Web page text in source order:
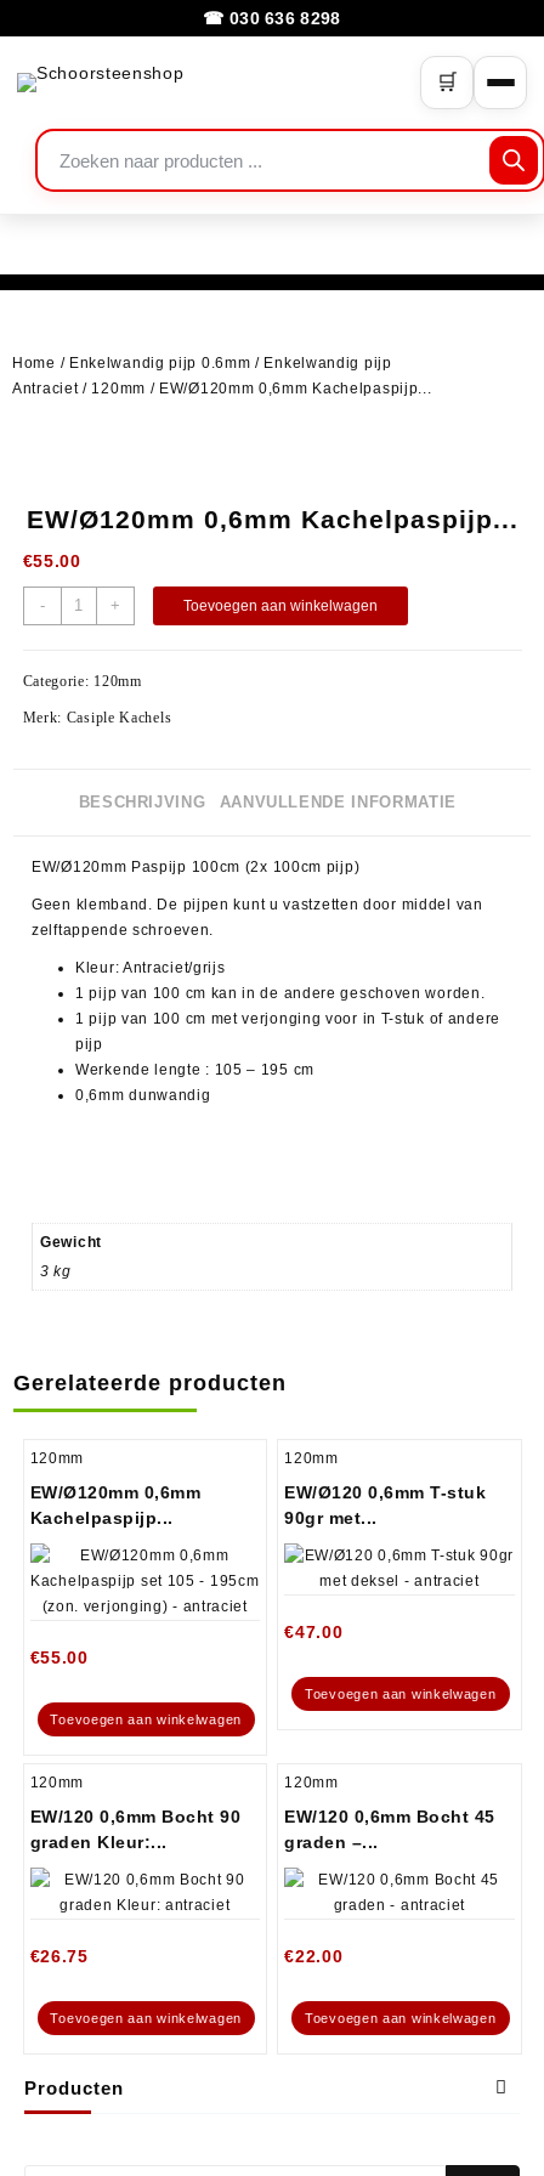
☎ 030 636 8298
🛒
Producten
Home / Enkelwandig pijp 0.6mm / Enkelwandig pijp
Antraciet/ 120mm / EW/Ø120mm 0,6mm Kachelpaspijp...
EW/Ø120mm 0,6mm Kachelpaspijp...
€55.00
- + Toevoegen aan winkelwagen
Categorie: 120mm
Merk: Casiple Kachels
BESCHRIJVING AANVULLENDE INFORMATIE
EW/Ø120mm Paspijp 100cm (2x 100cm pijp)
Geen klemband. De pijpen kunt u vastzetten door middel van
zelftappende schroeven.
Kleur: Antraciet/grijs
1 pijp van 100 cm kan in de andere geschoven worden.
1 pijp van 100 cm met verjonging voor in T-stuk of andere
pijp
Werkende lengte : 105 – 195 cm
0,6mm dunwandig
Gewicht
3 kg
Gerelateerde producten
120mm
EW/Ø120mm 0,6mm
Kachelpaspijp...
€55.00
Toevoegen aan winkelwagen
120mm
EW/Ø120 0,6mm T-stuk
90gr met...
€47.00
Toevoegen aan winkelwagen
120mm
EW/120 0,6mm Bocht 90
graden Kleur:...
€26.75
Toevoegen aan winkelwagen
120mm
EW/120 0,6mm Bocht 45
graden –...
€22.00
Toevoegen aan winkelwagen